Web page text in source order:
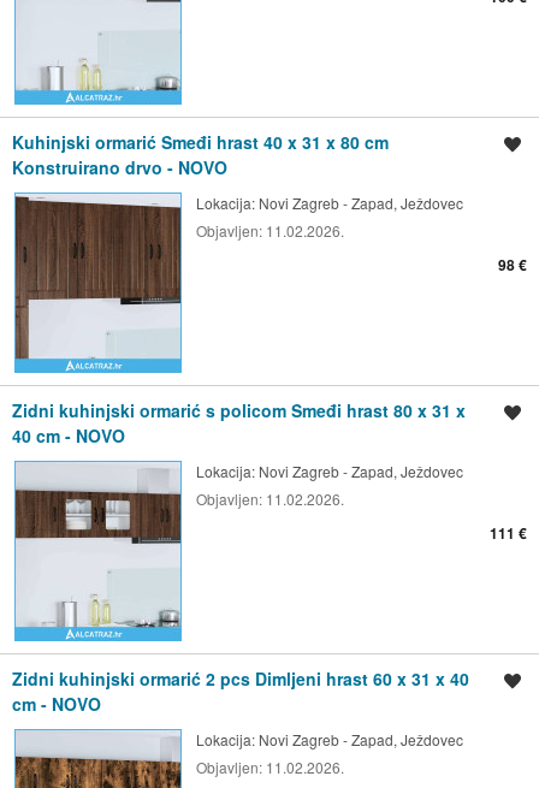
Kuhinjski ormarić Smeđi hrast 40 x 31 x 80 cm
Konstruirano drvo - NOVO
Lokacija: Novi Zagreb - Zapad, Ježdovec
Objavljen: 11.02.2026.
98 €
Zidni kuhinjski ormarić s policom Smeđi hrast 80 x 31 x
40 cm - NOVO
Lokacija: Novi Zagreb - Zapad, Ježdovec
Objavljen: 11.02.2026.
111 €
Zidni kuhinjski ormarić 2 pcs Dimljeni hrast 60 x 31 x 40
cm - NOVO
Lokacija: Novi Zagreb - Zapad, Ježdovec
Objavljen: 11.02.2026.